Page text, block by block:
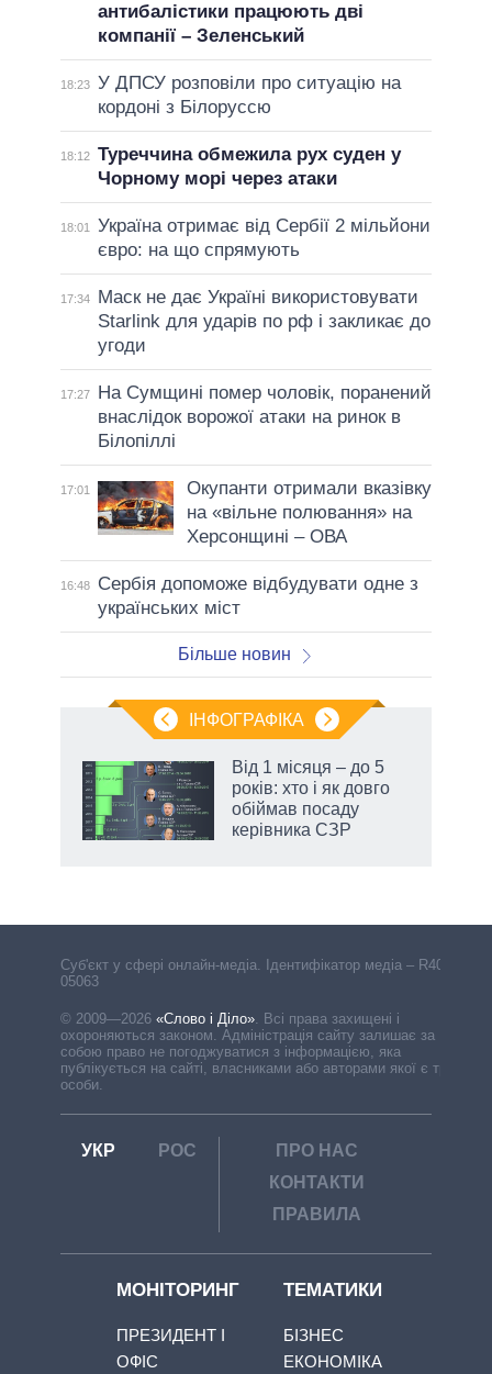
антибалістики працюють дві
компанії – Зеленський
18:23 У ДПСУ розповіли про ситуацію на
кордоні з Білоруссю
18:12 Туреччина обмежила рух суден у
Чорному морі через атаки
18:01
Україна отримає від Сербії 2 мільйони
євро: на що спрямують
17:34
Маск не дає Україні використовувати
Starlink для ударів по рф і закликає до
угоди
17:27
На Сумщині помер чоловік, поранений
внаслідок ворожої атаки на ринок в
Білопіллі
17:01
Окупанти отримали вказівку
на «вільне полювання» на
Херсонщині – ОВА
16:48
Сербія допоможе відбудувати одне з
українських міст
Більше новин
ІНФОГРАФІКА
Від 1 місяця – до 5
років: хто і як довго
обіймав посаду
керівника СЗР
Cуб'єкт у сфері онлайн-медіа. Ідентифікатор медіа – R40-
05063
© 2009—2026 «Слово і Діло». Всі права захищені і
охороняються законом. Адміністрація сайту залишає за
собою право не погоджуватися з інформацією, яка
публікується на сайті, власниками або авторами якої є треті
особи.
УКР РОС
ПРО НАС
КОНТАКТИ
ПРАВИЛА
МОНІТОРИНГ
ПРЕЗИДЕНТ І
ОФІС
ТЕМАТИКИ
БІЗНЕС
ЕКОНОМІКА